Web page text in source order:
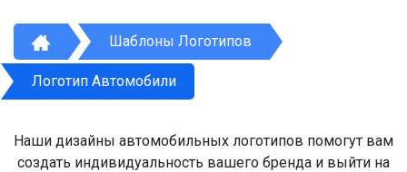
Шаблоны Логотипов
Логотип Автомобили
Наши дизайны автомобильных логотипов помогут вам
создать индивидуальность вашего бренда и выйти на